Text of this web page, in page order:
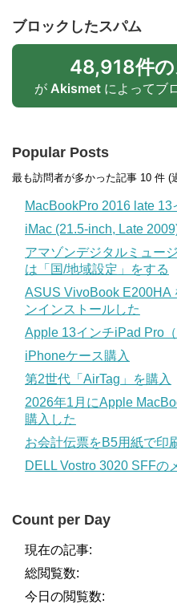
ブロックしたスパム
48,918件
が Akismetによってブ
Popular Posts
最も訪問者が多かった記事 10 件 (
MacBookPro 2016 late 13
iMac (21.5-inch, Late
アマゾンデジタルミュー
は「国/地域設定」をする
ASUS VivoBook E200HA
ンインストールした
Apple 13インチiPad Pro
iPhoneケース購入
第2世代「AirTag」を購入
2026年1月にApple
購入した
お会計伝票をB5用紙で印
DELL Vostro 3020 SFFの
Count per Day
現在の記事:
総閲覧数:
今日の閲覧数: